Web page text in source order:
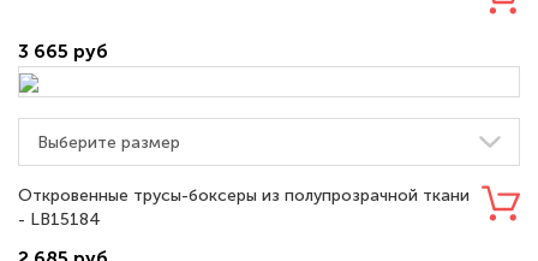
3 665 руб
Откровенные трусы-боксеры из полупрозрачной ткани
- LB15184